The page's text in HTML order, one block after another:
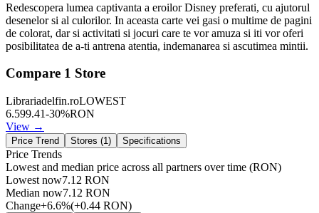
Redescopera lumea captivanta a eroilor Disney preferati, cu ajutorul
desenelor si al culorilor. In aceasta carte vei gasi o multime de pagini
de colorat, dar si activitati si jocuri care te vor amuza si iti vor oferi
posibilitatea de a-ti antrena atentia, indemanarea si ascutimea mintii.
Compare 1 Store
Librariadelfin.roLOWEST
6.599.41-30%RON
View →
Price Trend Stores (1) Specifications
Price Trends
Lowest and median price across all partners over time (RON)
Lowest now7.12 RON
Median now7.12 RON
Change+6.6%(+0.44 RON)